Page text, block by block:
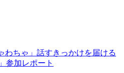
わちゃ」話すきっかけを届ける
参加レポート